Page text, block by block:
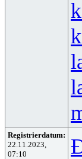
Registrierdatum:
22.11.2023,
07:10